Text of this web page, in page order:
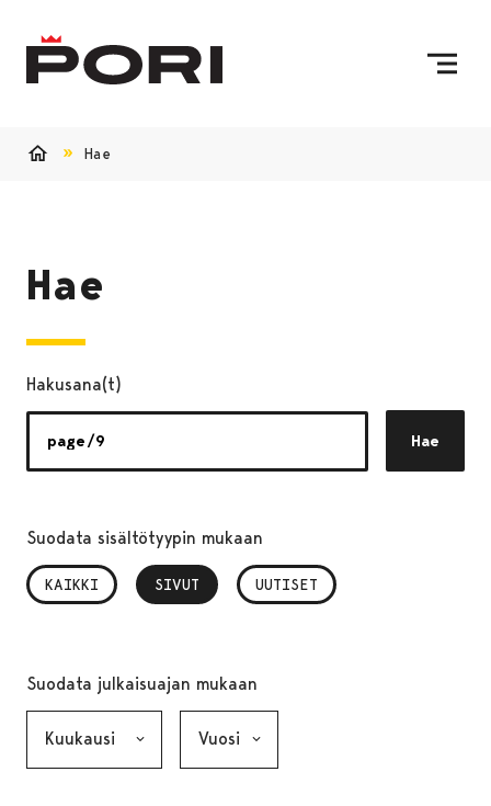
Hae
Hae
Hakusana(t)
Hae
Suodata sisältötyypin mukaan
KAIKKI SIVUT
, VALITTU UUTISET
Suodata julkaisuajan mukaan